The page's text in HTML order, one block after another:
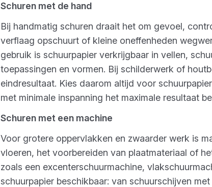
Schuren met de hand
Bij handmatig schuren draait het om gevoel,
verflaag opschuurt of kleine oneffenheden
gebruik is schuurpapier verkrijgbaar in vellen,
toepassingen en vormen. Bij schilderwerk of
eindresultaat. Kies daarom altijd voor
met minimale inspanning het maximale resultaat
Schuren met een machine
Voor grotere oppervlakken en zwaarder werk is
vloeren, het voorbereiden van plaatmateriaal of
zoals een excenterschuurmachine,
schuurpapier beschikbaar: van schuurschijven